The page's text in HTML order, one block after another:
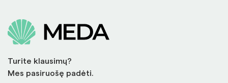
Turite klausimų?
Mes pasiruošę padėti.